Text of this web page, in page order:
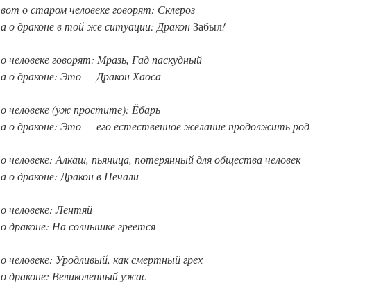
вот о старом человеке говорят: Склероз
а о драконе в той же ситуации: ДраконЗабыл!
о человеке говорят: Мразь, Гад паскудный
а о драконе: Это — Дракон Хаоса
о человеке (уж простите): Ёбарь
а о драконе: Это — его естественное желание продолжить род
о человеке: Алкаш, пьяница, потерянный для общества человек
а о драконе: Дракон в Печали
о человеке: Лентяй
о драконе: На солнышке греется
о человеке: Уродливый, как смертный грех
о драконе: Великолепный ужас